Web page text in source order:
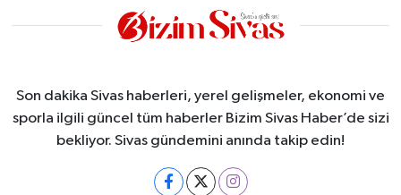
Son dakika Sivas haberleri, yerel gelişmeler, ekonomi ve
sporla ilgili güncel tüm haberler Bizim Sivas Haber’de sizi
bekliyor. Sivas gündemini anında takip edin!